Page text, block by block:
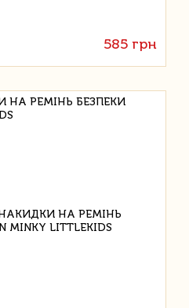
585 грн
РЕМІНЬ БЕЗПЕКИ